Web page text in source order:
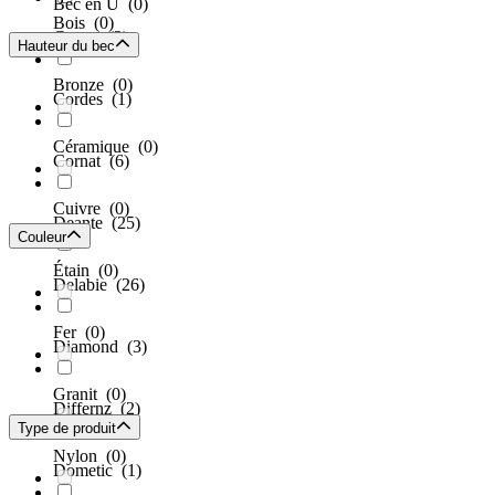
Comet(2)
Cordes (1)
Cornat(6)
Deante (25)
Delabie(26)
Diamond (3)
Differnz (2)
Dometic(1)
Bois (0)
Bronze (0)
Céramique (0)
Cuivre (0)
Étain (0)
Fer (0)
Granit (0)
Nylon (0)
Bec en U (0)
Hauteur du bec
Couleur
Type de produit